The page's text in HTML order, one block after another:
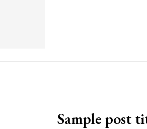
Sample post